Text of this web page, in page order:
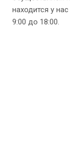
находится у
9:00 до 18:00.